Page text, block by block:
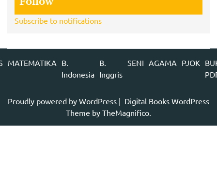
Subscribe to notifications
MATEMATIKA B.
Indonesia
B.
Inggris
SENI AGAMA PJOK
Proudly powered by WordPress | Digital Books WordPress
Theme by TheMagnifico.